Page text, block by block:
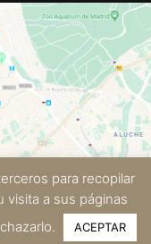
Política de Privacidad
para recopilar
visita a sus páginas
ACEPTAR